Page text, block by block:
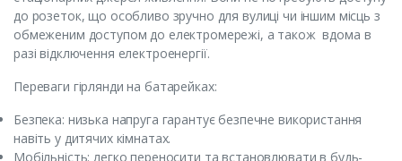
до розеток, що особливо зручно для вулиці чи іншим місць з
обмеженим доступом до електромережі, а також вдома в
разі відключення електроенергії.
Переваги гірлянди на батарейках:
Безпека: низька напруга гарантує безпечне використання
навіть у дитячих кімнатах.
Мобільність: легко переносити та встановлювати в будь-